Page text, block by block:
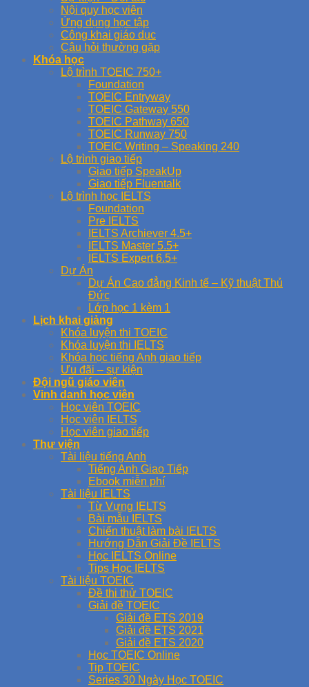
Nội quy học viên
Ứng dụng học tập
Công khai giáo dục
Câu hỏi thường gặp
Khóa học
Lộ trình TOEIC 750+
Foundation
TOEIC Entryway
TOEIC Gateway 550
TOEIC Pathway 650
TOEIC Runway 750
TOEIC Writing – Speaking 240
Lộ trình giao tiếp
Giao tiếp SpeakUp
Giao tiếp Fluentalk
Lộ trình học IELTS
Foundation
Pre IELTS
IELTS Archiever 4.5+
IELTS Master 5.5+
IELTS Expert 6.5+
Dự Án
Dự Án Cao đẳng Kinh tế – Kỹ thuật Thủ
Đức
Lớp học 1 kèm 1
Lịch khai giảng
Khóa luyện thi TOEIC
Khóa luyện thi IELTS
Khóa học tiếng Anh giao tiếp
Ưu đãi – sự kiện
Đội ngũ giáo viên
Vinh danh học viên
Học viên TOEIC
Học viên IELTS
Học viên giao tiếp
Thư viện
Tài liệu tiếng Anh
Tiếng Anh Giao Tiếp
Ebook miễn phí
Tài liệu IELTS
Từ Vựng IELTS
Bài mẫu IELTS
Chiến thuật làm bài IELTS
Hướng Dẫn Giải Đề IELTS
Học IELTS Online
Tips Học IELTS
Tài liệu TOEIC
Đề thi thử TOEIC
Giải đề TOEIC
Giải đề ETS 2019
Giải đề ETS 2021
Giải đề ETS 2020
Học TOEIC Online
Tip TOEIC
Series 30 Ngày Học TOEIC